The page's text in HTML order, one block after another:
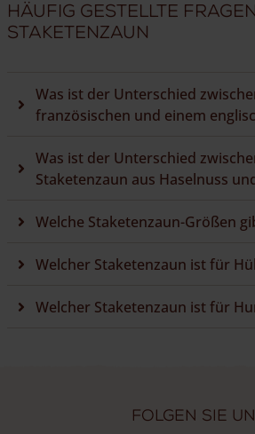
Häufig gestellte Fragen
Staketenzaun
Was ist der Unterschied
französischen und einem
Was ist der Unterschied
Staketenzaun aus Haselnuss
Welche Staketenzaun-Größen
Welcher Staketenzaun ist für
Welcher Staketenzaun ist für
Folgen Sie